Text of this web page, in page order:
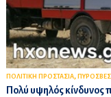
ΠΟΛΙΤΙΚΗ ΠΡΟΣΤΑΣΙΑ,
Πολύ υψηλός κίνδυνος